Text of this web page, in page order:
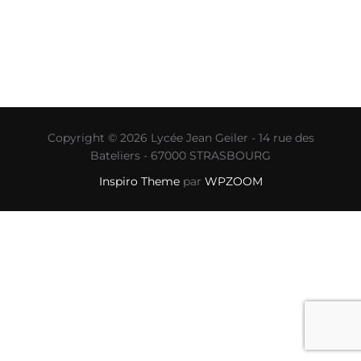
Copyright © 2026 Lycée Jean Geiler - 14 rue des
Bateliers - 67000 STRASBOURG
Inspiro Themepar WPZOOM